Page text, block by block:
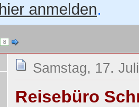
hier anmelden.
8
Samstag, 17.
Reisebüro